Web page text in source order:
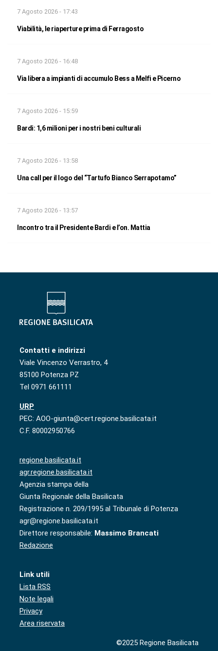
7 Agosto 2026 - 17:43
Viabilità, le riaperture prima di Ferragosto
7 Agosto 2026 - 16:48
Via libera a impianti di accumulo Bess a Melfi e Picerno
7 Agosto 2026 - 15:59
Bardi: 1,6 milioni per i nostri beni culturali
7 Agosto 2026 - 13:58
Una call per il logo del “Tartufo Bianco Serrapotamo”
7 Agosto 2026 - 13:57
Incontro tra il Presidente Bardi e l’on. Mattia
Contatti e indirizzi
Viale Vincenzo Verrastro, 4
85100 Potenza PZ
Tel 0971 661111
URP
PEC: AOO-giunta@cert.regione.basilicata.it
C.F. 80002950766
regione.basilicata.it
agr.regione.basilicata.it
Agenzia stampa della
Giunta Regionale della Basilicata
Registrazione n. 209/1995 al Tribunale di Potenza
agr@regione.basilicata.it
Direttore responsabile: Massimo Brancati
Redazione
Link utili
Lista RSS
Note legali
Privacy
Area riservata
©2025 Regione Basilicata